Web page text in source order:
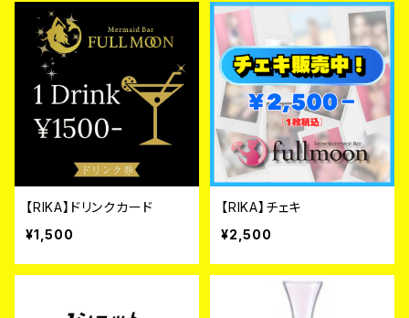
【RIKA】ドリンクカード
¥1,500
【RIKA】チェキ
¥2,500